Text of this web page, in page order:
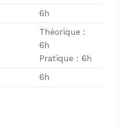
6h
Théorique :
6h
Pratique : 6h
6h